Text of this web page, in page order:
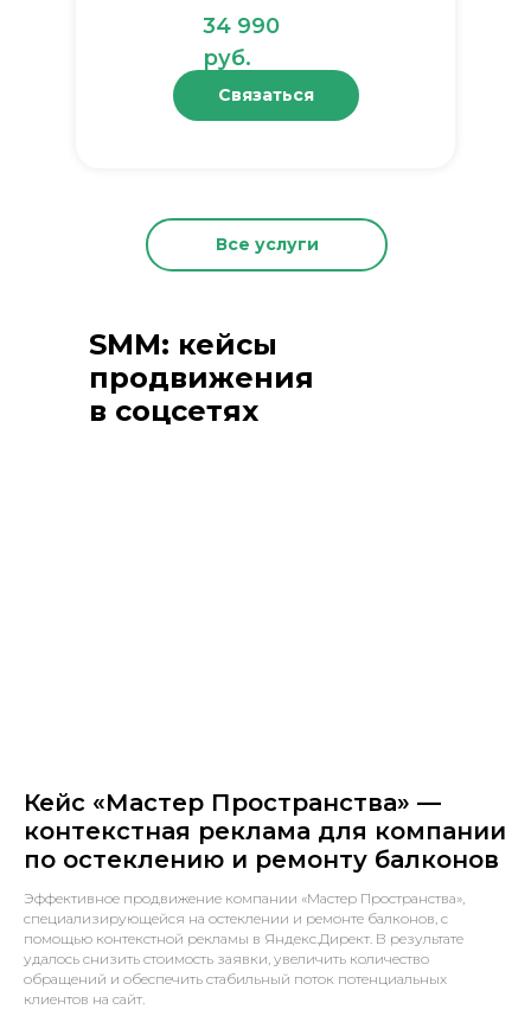
Связаться
34 990
руб.
Все услуги
SMM: кейсы
продвижения
в соцсетях
Кейс «Мастер Пространства» —
контекстная реклама для компании
по остеклению и ремонту балконов
Эффективное продвижение компании «Мастер Пространства»,
специализирующейся на остеклении и ремонте балконов, с
помощью контекстной рекламы в Яндекс.Директ. В результате
удалось снизить стоимость заявки, увеличить количество
обращений и обеспечить стабильный поток потенциальных
клиентов на сайт.